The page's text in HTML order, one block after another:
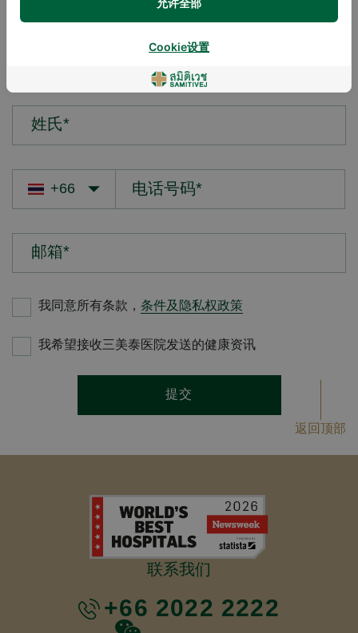
姓氏*
邮箱*
我同意所有条款， 条件及隐私权政策
我希望接收三美泰医院发送的健康资讯
提交
返回顶部
联系我们
+66 2022 2222
允许全部
Cookie设置